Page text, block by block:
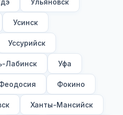
Ульяновск
Усинск
Уссурийск
Лабинск Уфа
Фокино
Ханты-Мансийск